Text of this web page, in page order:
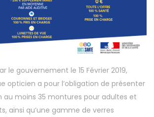
le gouvernement le 15 Février 2019,
opticien a pour l’obligation de présenter
au moins 35 montures pour adultes et
ainsi qu’une gamme de verres